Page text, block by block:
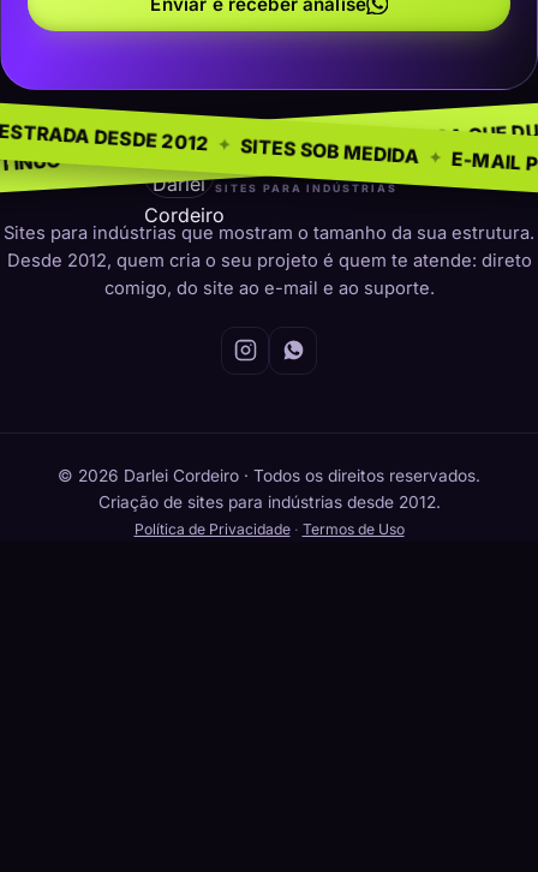
PARA INDÚSTRIAS ✦ PRESENÇA QUE DURA ✦ SEM
✦ NA ESTRADA DESDE 2012 ✦ SITES SOB
darleicordeiro
SITES PARA INDÚSTRIAS
Sites para indústrias que mostram o tamanho da sua estrutura.
Desde 2012, quem cria o seu projeto é quem te atende: direto
comigo, do site ao e-mail e ao suporte.
© 2026 Darlei Cordeiro · Todos os direitos reservados.
Criação de sites para indústrias desde 2012.
Política de Privacidade· Termos de Uso